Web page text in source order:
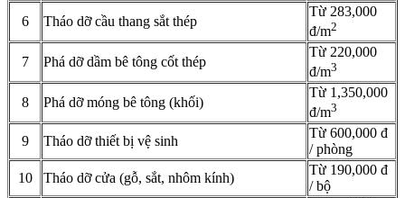
6 Tháo dỡ cầu thang sắt thép
Từ 283,000
đ/m2
7 Phá dỡ dầm bê tông cốt thép
Từ 220,000
đ/m3
8 Phá dỡ móng bê tông (khối)
Từ 1,350,000
đ/m3
9 Tháo dỡ thiết bị vệ sinh
Từ 600,000 đ
/ phòng
10
Tháo dỡ cửa (gỗ, sắt, nhôm kính)
Từ 190,000 đ
/ bộ